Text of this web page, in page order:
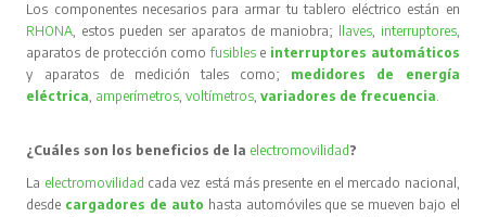
Los componentes necesarios para armar tu tablero eléctrico están en
RHONA, estos pueden ser aparatos de maniobra; llaves, interruptores,
aparatos de protección comofusibles e interruptores automáticos
y aparatos de medición tales como; medidores de energía
eléctrica, amperímetros,voltímetros,variadores de frecuencia.
¿Cuáles son los beneficios de la electromovilidad ?
La electromovilidad cada vez está más presente en el mercado nacional,
desde cargadores de auto hasta automóviles que se mueven bajo el